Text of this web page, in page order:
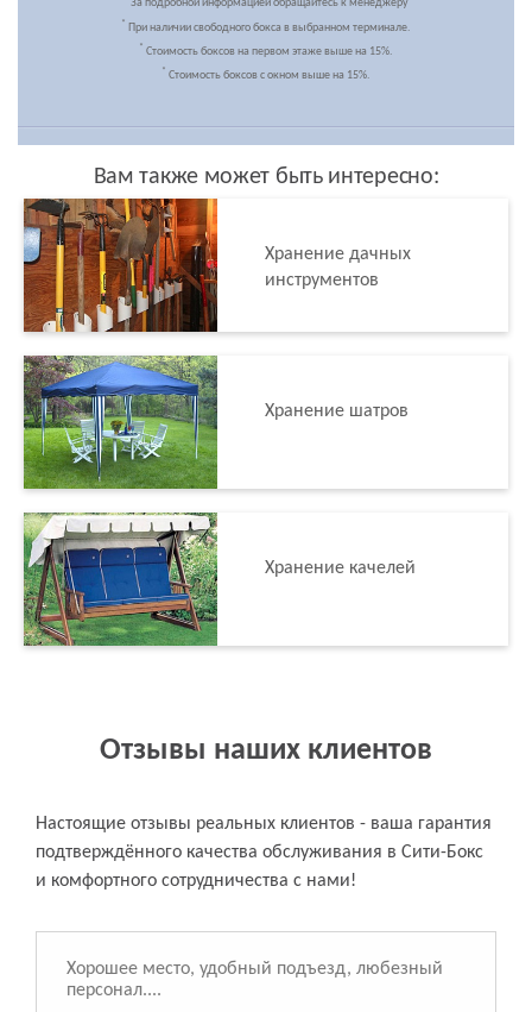
За подробной информацией обращайтесь к менеджеру
* При наличии свободного бокса в выбранном терминале.
* Стоимость боксов на первом этаже выше на 15%.
* Стоимость боксов с окном выше на 15%.
Вам также может быть интересно:
Хранение дачных
инструментов
Хранение шатров
Хранение качелей
Отзывы наших клиентов
Настоящие отзывы реальных клиентов - ваша гарантия
подтверждённого качества обслуживания в Сити-Бокс
и комфортного сотрудничества с нами!
Хорошее место, удобный подъезд, любезный
персонал....